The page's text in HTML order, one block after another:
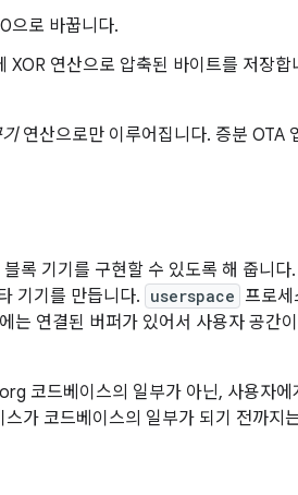
으로 바꿉니다.
XOR 연산으로 압축된 바이트를 저장
연산으로만 이루어집니다. 증분 OTA
블록 기기를 구현할 수 있도록 해 줍니
기기를 만듭니다. userspace 프로세
는 연결된 버퍼가 있어서 사용자 공간
코드베이스의 일부가 아닌, 사용자에
스가 코드베이스의 일부가 되기 전까지